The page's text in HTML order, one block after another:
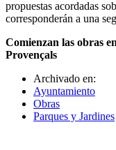
propuestas acordadas
corresponderán a una
Comienzan las obras
Provençals
Archivado en:
Ayuntamiento
Obras
Parques y Jardines